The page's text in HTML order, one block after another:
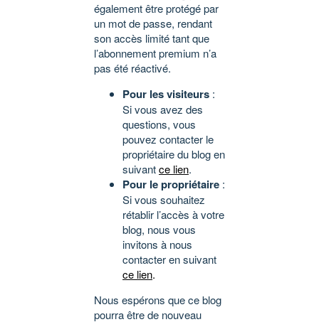
également être protégé par
un mot de passe, rendant
son accès limité tant que
l’abonnement premium n’a
pas été réactivé.
Pour les visiteurs :
Si vous avez des
questions, vous
pouvez contacter le
propriétaire du blog en
suivantce lien.
Pour le propriétaire :
Si vous souhaitez
rétablir l’accès à votre
blog, nous vous
invitons à nous
contacter en suivant
ce lien.
Nous espérons que ce blog
pourra être de nouveau